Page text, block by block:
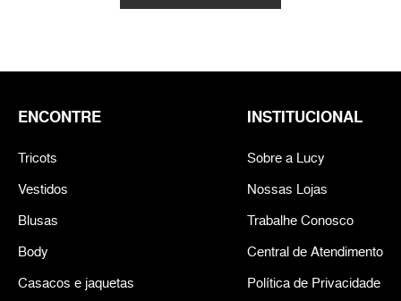
ENCONTRE
Tricots
Vestidos
Blusas
Body
Casacos e jaquetas
INSTITUCIONAL
Sobre a Lucy
Nossas Lojas
Trabalhe Conosco
Central de Atendimento
Política de Privacidade